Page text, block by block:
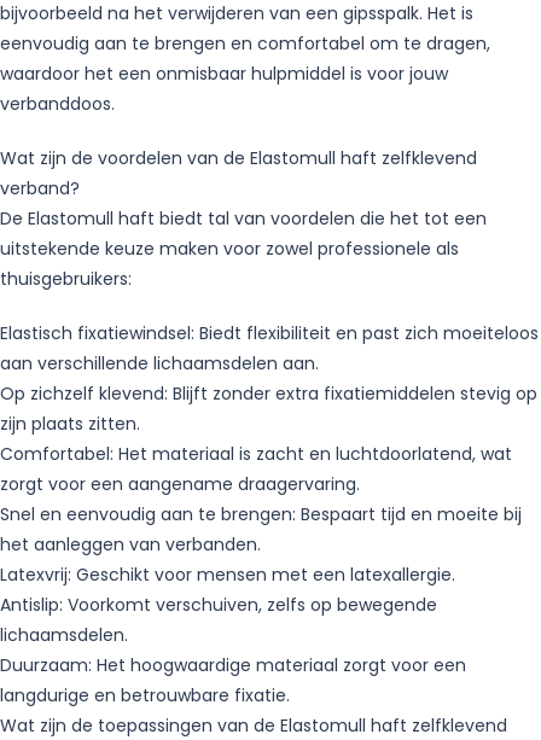
bijvoorbeeld na het verwijderen van een gipsspalk. Het is
eenvoudig aan te brengen en comfortabel om te dragen,
waardoor het een onmisbaar hulpmiddel is voor jouw
verbanddoos.
Wat zijn de voordelen van de Elastomull haft zelfklevend
verband?
De Elastomull haft biedt tal van voordelen die het tot een
uitstekende keuze maken voor zowel professionele als
thuisgebruikers:
Elastisch fixatiewindsel: Biedt flexibiliteit en past zich moeiteloos
aan verschillende lichaamsdelen aan.
Op zichzelf klevend: Blijft zonder extra fixatiemiddelen stevig op
zijn plaats zitten.
Comfortabel: Het materiaal is zacht en luchtdoorlatend, wat
zorgt voor een aangename draagervaring.
Snel en eenvoudig aan te brengen: Bespaart tijd en moeite bij
het aanleggen van verbanden.
Latexvrij: Geschikt voor mensen met een latexallergie.
Antislip: Voorkomt verschuiven, zelfs op bewegende
lichaamsdelen.
Duurzaam: Het hoogwaardige materiaal zorgt voor een
langdurige en betrouwbare fixatie.
Wat zijn de toepassingen van de Elastomull haft zelfklevend